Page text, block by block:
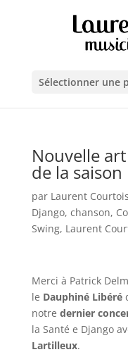
Sélectionner une
Nouvelle
de la saison
par Laurent Courtois
Django, chanson,
Swing, Laurent
Merci à Patrick
le Dauphiné Libéré
notre dernier
la Santé e Django
Lartilleux.